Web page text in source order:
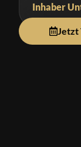
Inhaber
Jetzt